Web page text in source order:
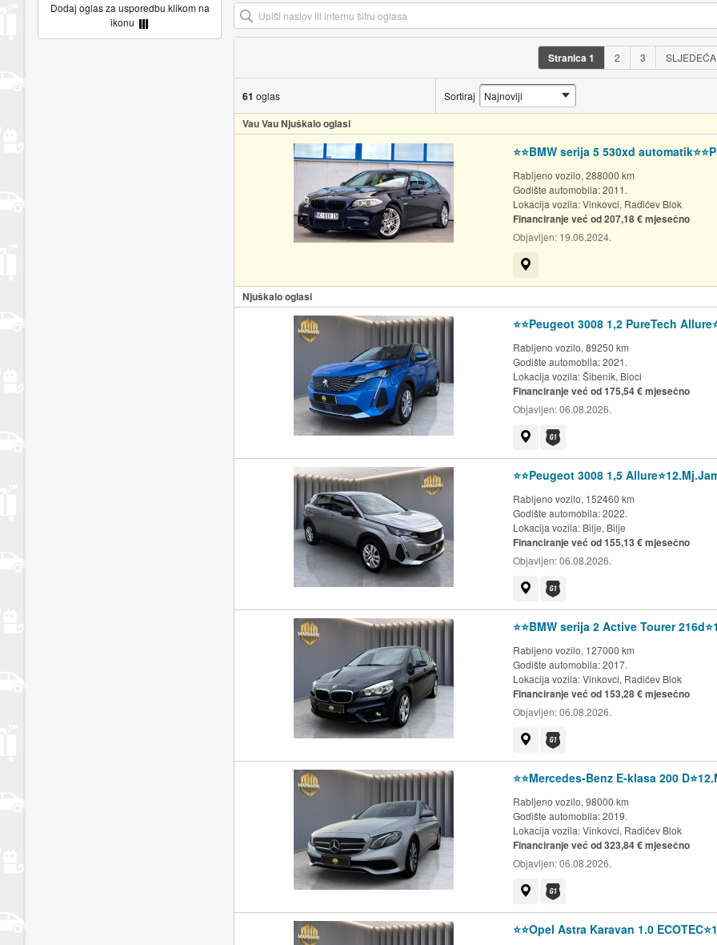
Stranica1 2 3 SLJEDEĆA
61 oglas Sortiraj
Vau Vau Njuškalo oglasi
⭐️⭐️BMW serija 5 530xd
Rabljeno vozilo, 288000 km
Godište automobila: 2011.
Lokacija vozila:Vinkovci, Radićev Blok
Financiranje već od 207,18 € mjesečno
Objavljen: 19.06.2024.
Njuškalo oglasi
⭐️⭐️Peugeot 3008 1,2 PureTech
Rabljeno vozilo, 89250 km
Godište automobila: 2021.
Lokacija vozila:Šibenik, Bioci
Financiranje već od 175,54 € mjesečno
Objavljen:06.08.2026.
⭐️⭐️Peugeot 3008 1,5
Rabljeno vozilo, 152460 km
Godište automobila: 2022.
Lokacija vozila: Bilje, Bilje
Financiranje već od 155,13 € mjesečno
Objavljen:06.08.2026.
⭐️⭐️BMW serija 2 Active Tourer
Rabljeno vozilo, 127000 km
Godište automobila: 2017.
Lokacija vozila:Vinkovci, Radićev Blok
Financiranje već od 153,28 € mjesečno
Objavljen:06.08.2026.
⭐️⭐️Mercedes-Benz E-klasa 200
Rabljeno vozilo, 98000 km
Godište automobila: 2019.
Lokacija vozila:Vinkovci, Radićev Blok
Financiranje već od 323,84 € mjesečno
Objavljen:06.08.2026.
⭐️⭐️Opel Astra Karavan 1.0
Dodaj oglas za usporedbu klikom na
ikonu